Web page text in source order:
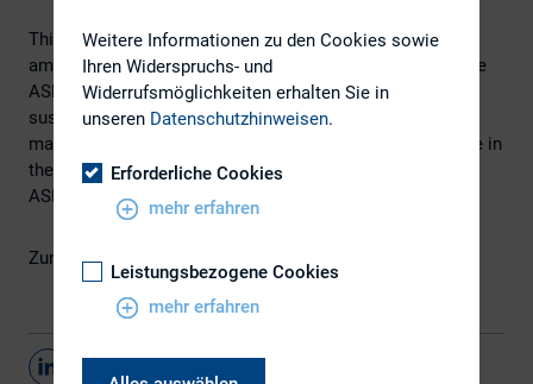
​​This week, GRI is convening a group of dignitaries,
ambassadors, political leaders and CEOs from across the
ASEAN region in Manila to discuss the importance of
sustainability in Asia’s rapidly growing economies. This
marks the start of GRI’s increased outreach and presence in
the region to support the development of a sustainable
ASEAN economy.
Zum Artikel geht
Weitere Informationen zu den Cookies sowie
Ihren Widerspruchs- und
Widerrufsmöglichkeiten erhalten Sie in
unseren Datenschutzhinweisen.
Erforderliche Cookies
mehr erfahren
Leistungsbezogene Cookies
mehr erfahren